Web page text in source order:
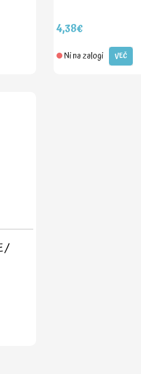
4,38€
Ni na zalogi VEČ
/